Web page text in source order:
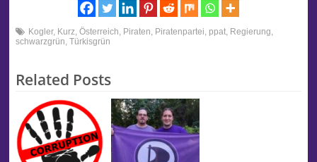
Kogler, Kurz, Österreich Piraten Piratenpartei ppat, Regierung
schwarzgrün Türkisgrün
Related Posts